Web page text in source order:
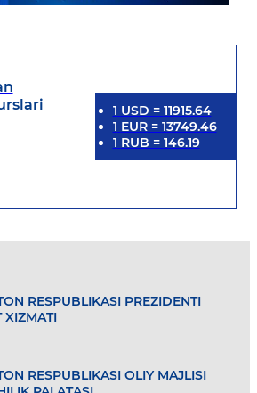
1 USD = 11915.64
1 EUR= 13749.46
1 RUB = 146.19
RESPUBLIKASI PREZIDENTI
XIZMATI
RESPUBLIKASI OLIY MAJLISI